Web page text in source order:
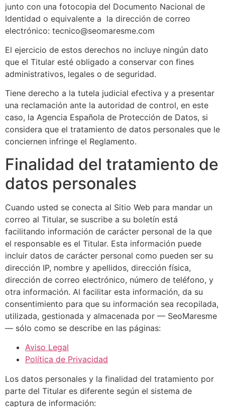
junto con una fotocopia del Documento Nacional de
Identidad o equivalente a la dirección de correo
electrónico: tecnico@seomaresme.com
El ejercicio de estos derechos no incluye ningún dato
que el Titular esté obligado a conservar con fines
administrativos, legales o de seguridad.
Tiene derecho a la tutela judicial efectiva y a presentar
una reclamación ante la autoridad de control, en este
caso, la Agencia Española de Protección de Datos, si
considera que el tratamiento de datos personales que le
conciernen infringe el Reglamento.
Finalidad del tratamiento de
datos personales
Cuando usted se conecta al Sitio Web para mandar un
correo al Titular, se suscribe a su boletín está
facilitando información de carácter personal de la que
el responsable es el Titular. Esta información puede
incluir datos de carácter personal como pueden ser su
dirección IP, nombre y apellidos, dirección física,
dirección de correo electrónico, número de teléfono, y
otra información. Al facilitar esta información, da su
consentimiento para que su información sea recopilada,
utilizada, gestionada y almacenada por — SeoMaresme
— sólo como se describe en las páginas:
Aviso Legal
Política de Privacidad
Los datos personales y la finalidad del tratamiento por
parte del Titular es diferente según el sistema de
captura de información: